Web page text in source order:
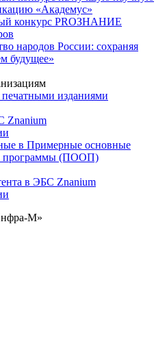
«Академус»
конкурс PROЗНАНИЕ
народов России: сохраняя
будущее»
изданиями
Znanium
в Примерные основные
программы (ПООП)
в ЭБС Znanium
М»